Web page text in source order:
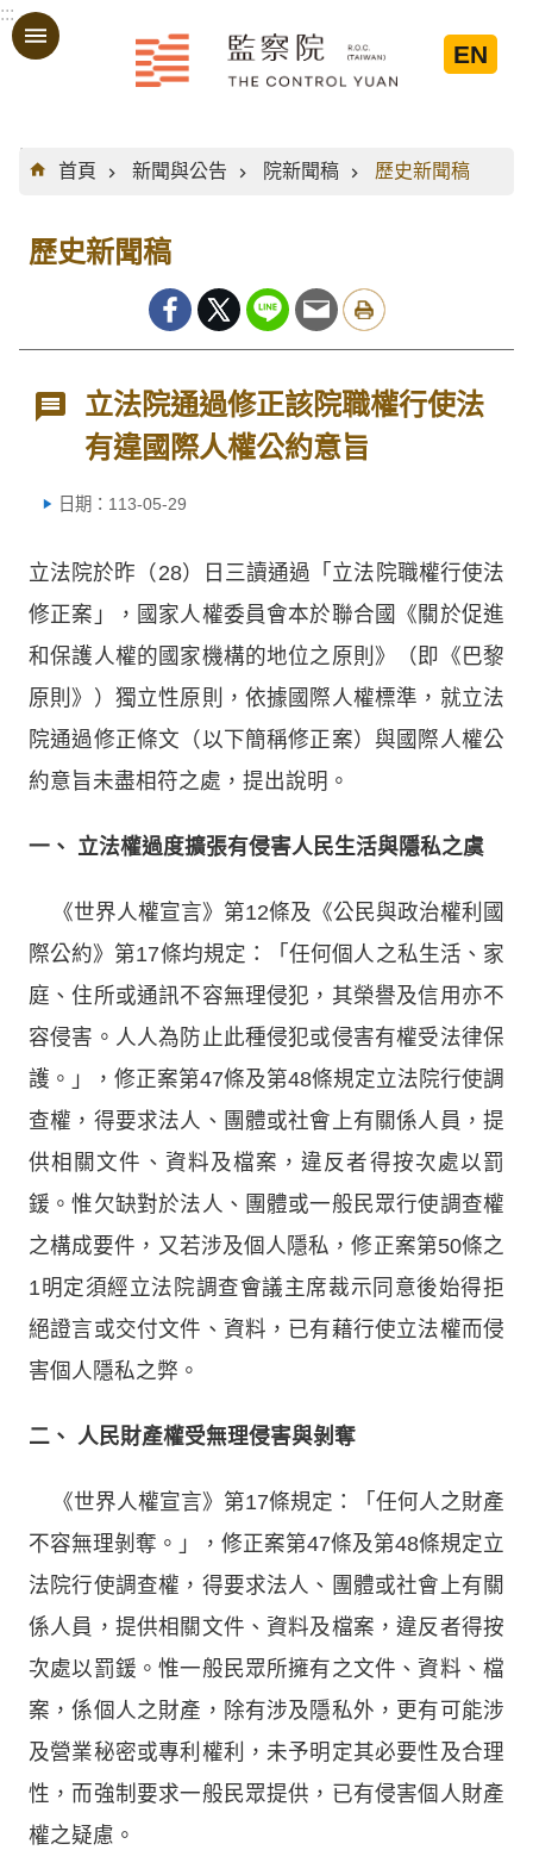
跳到主要內容區塊
:::
EN
:::
首頁
新聞與公告 院新聞稿 歷史新聞稿
歷史新聞稿
立法院通過修正該院職權行使法
有違國際人權公約意旨
日期：113-05-29
立法院於昨（28）日三讀通過「立法院職權行使法
修正案」，國家人權委員會本於聯合國《關於促進
和保護人權的國家機構的地位之原則》（即《巴黎
原則》）獨立性原則，依據國際人權標準，就立法
院通過修正條文（以下簡稱修正案）與國際人權公
約意旨未盡相符之處，提出說明。
一、 立法權過度擴張有侵害人民生活與隱私之虞
《世界人權宣言》第12條及《公民與政治權利國
際公約》第17條均規定：「任何個人之私生活、家
庭、住所或通訊不容無理侵犯，其榮譽及信用亦不
容侵害。人人為防止此種侵犯或侵害有權受法律保
護。」，修正案第47條及第48條規定立法院行使調
查權，得要求法人、團體或社會上有關係人員，提
供相關文件、資料及檔案，違反者得按次處以罰
鍰。惟欠缺對於法人、團體或一般民眾行使調查權
之構成要件，又若涉及個人隱私，修正案第50條之
1明定須經立法院調查會議主席裁示同意後始得拒
絕證言或交付文件、資料，已有藉行使立法權而侵
害個人隱私之弊。
二、 人民財產權受無理侵害與剝奪
《世界人權宣言》第17條規定：「任何人之財產
不容無理剝奪。」，修正案第47條及第48條規定立
法院行使調查權，得要求法人、團體或社會上有關
係人員，提供相關文件、資料及檔案，違反者得按
次處以罰鍰。惟一般民眾所擁有之文件、資料、檔
案，係個人之財產，除有涉及隱私外，更有可能涉
及營業秘密或專利權利，未予明定其必要性及合理
性，而強制要求一般民眾提供，已有侵害個人財產
權之疑慮。